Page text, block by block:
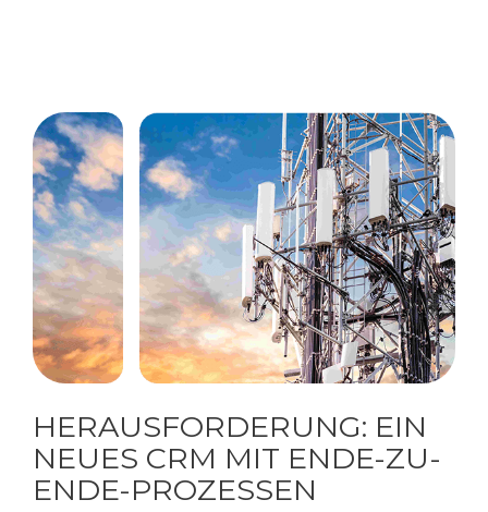
HERAUSFORDERUNG​: EIN
NEUES CRM MIT ENDE-ZU-
ENDE-PROZESSEN